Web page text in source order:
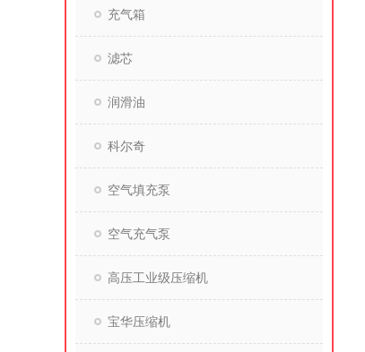
充气箱
滤芯
润滑油
科尔奇
空气填充泵
空气充气泵
高压工业级压缩机
宝华压缩机